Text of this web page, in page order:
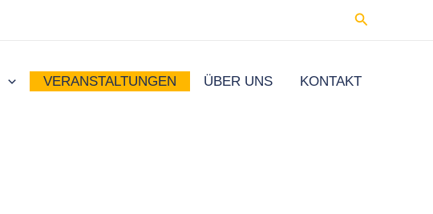
Suchen
VERANSTALTUNGEN ÜBER UNS KONTAKT